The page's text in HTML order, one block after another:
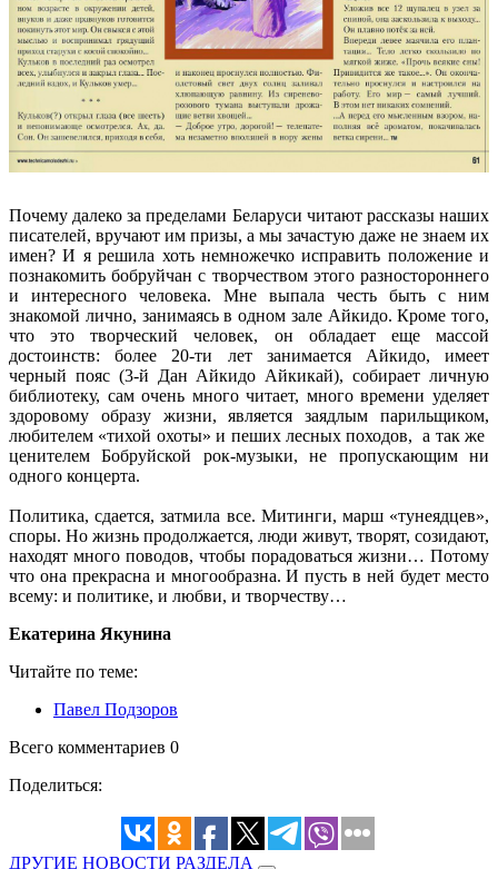
Почему далеко за пределами Беларуси читают рассказы наших
писателей, вручают им призы, а мы зачастую даже не знаем их
имен? И я решила хоть немножечко исправить положение и
познакомить бобруйчан с творчеством этого разностороннего
и интересного человека. Мне выпала честь быть с ним
знакомой лично, занимаясь в одном зале Айкидо. Кроме того,
что это творческий человек, он обладает еще массой
достоинств: более 20-ти лет занимается Айкидо, имеет
черный пояс (3-й Дан Айкидо Айкикай), собирает личную
библиотеку, сам очень много читает, много времени уделяет
здоровому образу жизни, является заядлым парильщиком,
любителем «тихой охоты» и пеших лесных походов, а так же
ценителем Бобруйской рок-музыки, не пропускающим ни
одного концерта.
Политика, сдается, затмила все. Митинги, марш «тунеядцев»,
споры. Но жизнь продолжается, люди живут, творят, созидают,
находят много поводов, чтобы порадоваться жизни… Потому
что она прекрасна и многообразна. И пусть в ней будет место
всему: и политике, и любви, и творчеству…
Екатерина Якунина
Читайте по теме:
Павел Подзоров
Всего комментариев 0
Поделиться:
ДРУГИЕ НОВОСТИ РАЗДЕЛА